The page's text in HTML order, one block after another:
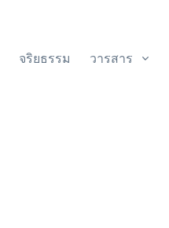
จริยธรรม วารสาร